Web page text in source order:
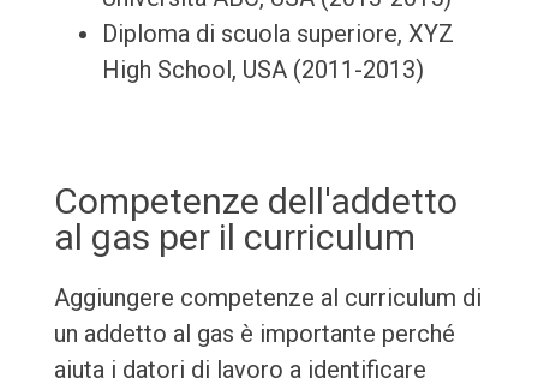
Diploma di scuola superiore, XYZ
High School, USA (2011-2013)
Competenze dell'addetto
al gas per il curriculum
Aggiungere competenze al curriculum di
un addetto al gas è importante perché
aiuta i datori di lavoro a identificare